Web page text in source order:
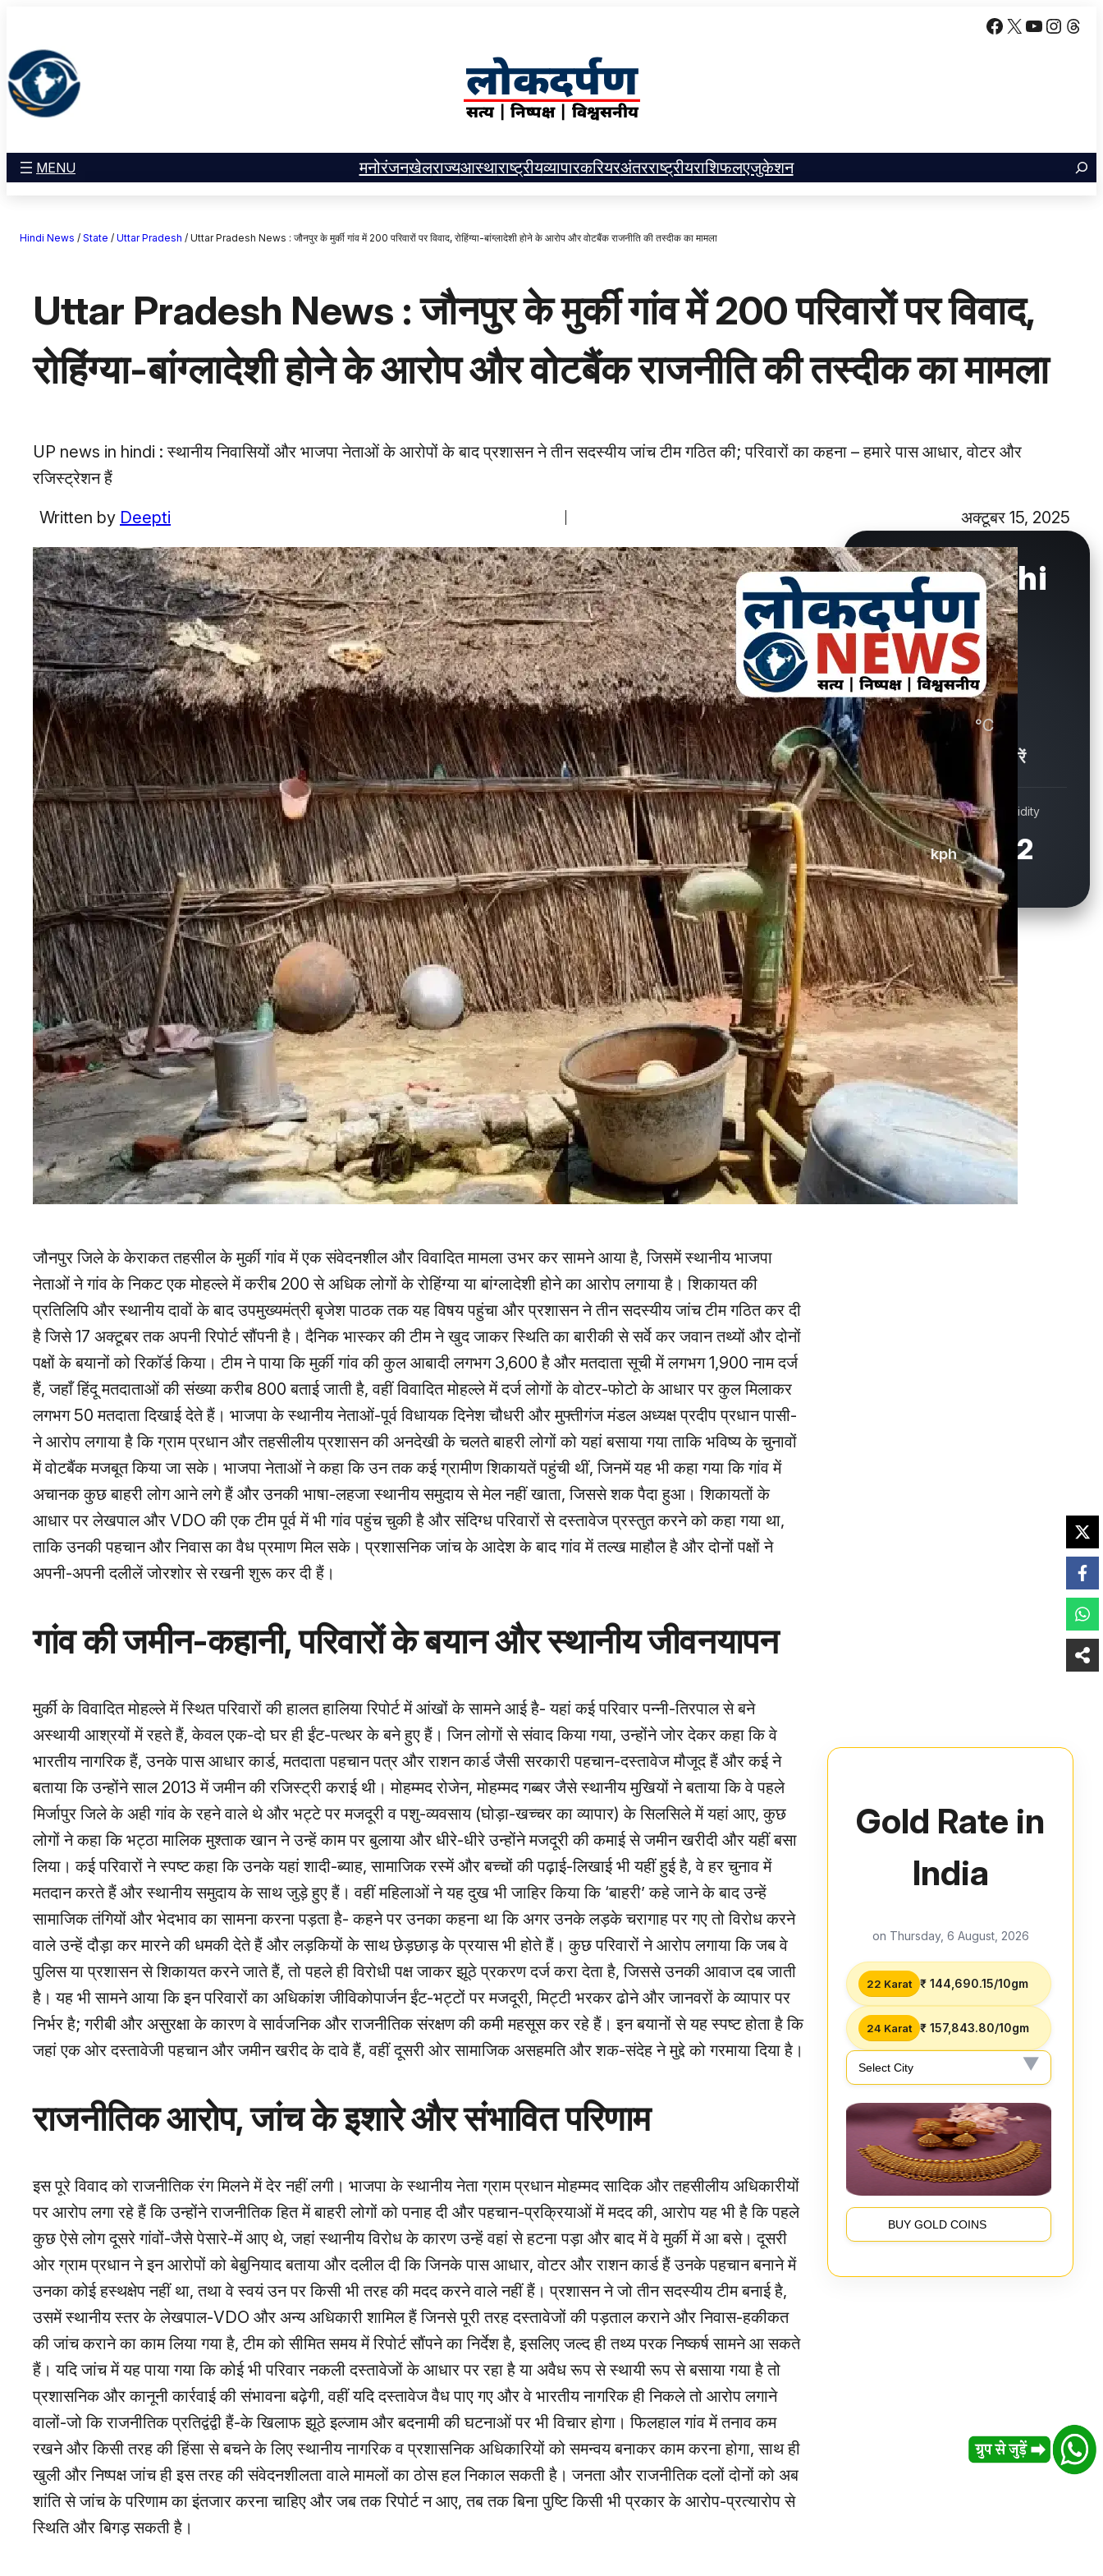
जाएं
Facebook
X YouTube
MENU
खेल
राज्य
आस्था
व्यापार
राशिफल
Facebook Instagram X
मनोरंजनखेलराज्यआस्थाराष्ट्रीयव्यापारकरियरअंतरराष्ट्रीयराशिफलएजुकेशन
Hindi News / State / Uttar Pradesh / Uttar Pradesh News : जौनपुर के मुर्की गांव में 200 परिवारों पर विवाद, रोहिंग्या-बांग्लादेशी होने के आरोप और वोटबैंक राजनीति की तस्दीक का मामला
Uttar Pradesh News : जौनपुर के मुर्की गांव में 200 परिवारों पर विवाद,
रोहिंग्या-बांग्लादेशी होने के आरोप और वोटबैंक राजनीति की तस्दीक का मामला
UP news in hindi : स्थानीय निवासियों और भाजपा नेताओं के आरोपों के बाद प्रशासन ने तीन सदस्यीय जांच टीम गठित की; परिवारों का कहना – हमारे पास आधार, वोटर और
रजिस्ट्रेशन हैं
Written by Deepti अक्टूबर 15, 2025
जौनपुर जिले के केराकत तहसील के मुर्की गांव में एक संवेदनशील और विवादित मामला उभर कर सामने आया है, जिसमें स्थानीय भाजपा
नेताओं ने गांव के निकट एक मोहल्ले में करीब 200 से अधिक लोगों के रोहिंग्या या बांग्लादेशी होने का आरोप लगाया है। शिकायत की
प्रतिलिपि और स्थानीय दावों के बाद उपमुख्यमंत्री बृजेश पाठक तक यह विषय पहुंचा और प्रशासन ने तीन सदस्यीय जांच टीम गठित कर दी
है जिसे 17 अक्टूबर तक अपनी रिपोर्ट सौंपनी है। दैनिक भास्कर की टीम ने खुद जाकर स्थिति का बारीकी से सर्वे कर जवान तथ्यों और दोनों
पक्षों के बयानों को रिकॉर्ड किया। टीम ने पाया कि मुर्की गांव की कुल आबादी लगभग 3,600 है और मतदाता सूची में लगभग 1,900 नाम दर्ज
हैं, जहाँ हिंदू मतदाताओं की संख्या करीब 800 बताई जाती है, वहीं विवादित मोहल्ले में दर्ज लोगों के वोटर‑फोटो के आधार पर कुल मिलाकर
लगभग 50 मतदाता दिखाई देते हैं। भाजपा के स्थानीय नेताओं-पूर्व विधायक दिनेश चौधरी और मुफ्तीगंज मंडल अध्यक्ष प्रदीप प्रधान पासी-
ने आरोप लगाया है कि ग्राम प्रधान और तहसीलीय प्रशासन की अनदेखी के चलते बाहरी लोगों को यहां बसाया गया ताकि भविष्य के चुनावों
में वोटबैंक मजबूत किया जा सके। भाजपा नेताओं ने कहा कि उन तक कई ग्रामीण शिकायतें पहुंची थीं, जिनमें यह भी कहा गया कि गांव में
अचानक कुछ बाहरी लोग आने लगे हैं और उनकी भाषा‑लहजा स्थानीय समुदाय से मेल नहीं खाता, जिससे शक पैदा हुआ। शिकायतों के
आधार पर लेखपाल और VDO की एक टीम पूर्व में भी गांव पहुंच चुकी है और संदिग्ध परिवारों से दस्तावेज प्रस्तुत करने को कहा गया था,
ताकि उनकी पहचान और निवास का वैध प्रमाण मिल सके। प्रशासनिक जांच के आदेश के बाद गांव में तल्ख माहौल है और दोनों पक्षों ने
अपनी-अपनी दलीलें जोरशोर से रखनी शुरू कर दी हैं।
गांव की जमीन‑कहानी, परिवारों के बयान और स्थानीय जीवनयापन
मुर्की के विवादित मोहल्ले में स्थित परिवारों की हालत हालिया रिपोर्ट में आंखों के सामने आई है- यहां कई परिवार पन्नी‑तिरपाल से बने
अस्थायी आश्रयों में रहते हैं, केवल एक‑दो घर ही ईंट‑पत्थर के बने हुए हैं। जिन लोगों से संवाद किया गया, उन्होंने जोर देकर कहा कि वे
भारतीय नागरिक हैं, उनके पास आधार कार्ड, मतदाता पहचान पत्र और राशन कार्ड जैसी सरकारी पहचान‑दस्तावेज मौजूद हैं और कई ने
बताया कि उन्होंने साल 2013 में जमीन की रजिस्ट्री कराई थी। मोहम्मद रोजेन, मोहम्मद गब्बर जैसे स्थानीय मुखियों ने बताया कि वे पहले
मिर्जापुर जिले के अही गांव के रहने वाले थे और भट्टे पर मजदूरी व पशु‑व्यवसाय (घोड़ा‑खच्चर का व्यापार) के सिलसिले में यहां आए, कुछ
लोगों ने कहा कि भट्ठा मालिक मुश्ताक खान ने उन्हें काम पर बुलाया और धीरे‑धीरे उन्होंने मजदूरी की कमाई से जमीन खरीदी और यहीं बसा
लिया। कई परिवारों ने स्पष्ट कहा कि उनके यहां शादी‑ब्याह, सामाजिक रस्में और बच्चों की पढ़ाई‑लिखाई भी यहीं हुई है, वे हर चुनाव में
मतदान करते हैं और स्थानीय समुदाय के साथ जुड़े हुए हैं। वहीं महिलाओं ने यह दुख भी जाहिर किया कि ‘बाहरी’ कहे जाने के बाद उन्हें
सामाजिक तंगियों और भेदभाव का सामना करना पड़ता है- कहने पर उनका कहना था कि अगर उनके लड़के चरागाह पर गए तो विरोध करने
वाले उन्हें दौड़ा कर मारने की धमकी देते हैं और लड़कियों के साथ छेड़छाड़ के प्रयास भी होते हैं। कुछ परिवारों ने आरोप लगाया कि जब वे
पुलिस या प्रशासन से शिकायत करने जाते हैं, तो पहले ही विरोधी पक्ष जाकर झूठे प्रकरण दर्ज करा देता है, जिससे उनकी आवाज दब जाती
है। यह भी सामने आया कि इन परिवारों का अधिकांश जीविकोपार्जन ईंट‑भट्टों पर मजदूरी, मिट्टी भरकर ढोने और जानवरों के व्यापार पर
निर्भर है; गरीबी और असुरक्षा के कारण वे सार्वजनिक और राजनीतिक संरक्षण की कमी महसूस कर रहे हैं। इन बयानों से यह स्पष्ट होता है कि
जहां एक ओर दस्तावेजी पहचान और जमीन खरीद के दावे हैं, वहीं दूसरी ओर सामाजिक असहमति और शक‑संदेह ने मुद्दे को गरमाया दिया है।
राजनीतिक आरोप, जांच के इशारे और संभावित परिणाम
इस पूरे विवाद को राजनीतिक रंग मिलने में देर नहीं लगी। भाजपा के स्थानीय नेता ग्राम प्रधान मोहम्मद सादिक और तहसीलीय अधिकारीयों
पर आरोप लगा रहे हैं कि उन्होंने राजनीतिक हित में बाहरी लोगों को पनाह दी और पहचान‑प्रक्रियाओं में मदद की, आरोप यह भी है कि पहले
कुछ ऐसे लोग दूसरे गांवों-जैसे पेसारे-में आए थे, जहां स्थानीय विरोध के कारण उन्हें वहां से हटना पड़ा और बाद में वे मुर्की में आ बसे। दूसरी
ओर ग्राम प्रधान ने इन आरोपों को बेबुनियाद बताया और दलील दी कि जिनके पास आधार, वोटर और राशन कार्ड हैं उनके पहचान बनाने में
उनका कोई हस्थक्षेप नहीं था, तथा वे स्वयं उन पर किसी भी तरह की मदद करने वाले नहीं हैं। प्रशासन ने जो तीन सदस्यीय टीम बनाई है,
उसमें स्थानीय स्तर के लेखपाल‑VDO और अन्य अधिकारी शामिल हैं जिनसे पूरी तरह दस्तावेजों की पड़ताल कराने और निवास‑हकीकत
की जांच कराने का काम लिया गया है, टीम को सीमित समय में रिपोर्ट सौंपने का निर्देश है, इसलिए जल्द ही तथ्य परक निष्कर्ष सामने आ सकते
हैं। यदि जांच में यह पाया गया कि कोई भी परिवार नकली दस्तावेजों के आधार पर रहा है या अवैध रूप से स्थायी रूप से बसाया गया है तो
प्रशासनिक और कानूनी कार्रवाई की संभावना बढ़ेगी, वहीं यदि दस्तावेज वैध पाए गए और वे भारतीय नागरिक ही निकले तो आरोप लगाने
वालों-जो कि राजनीतिक प्रतिद्वंद्वी हैं-के खिलाफ झूठे इल्जाम और बदनामी की घटनाओं पर भी विचार होगा। फिलहाल गांव में तनाव कम
रखने और किसी तरह की हिंसा से बचने के लिए स्थानीय नागरिक व प्रशासनिक अधिकारियों को समन्वय बनाकर काम करना होगा, साथ ही
खुली और निष्पक्ष जांच ही इस तरह की संवेदनशीलता वाले मामलों का ठोस हल निकाल सकती है। जनता और राजनीतिक दलों दोनों को अब
शांति से जांच के परिणाम का इंतजार करना चाहिए और जब तक रिपोर्ट न आए, तब तक बिना पुष्टि किसी भी प्रकार के आरोप‑प्रत्यारोप से
स्थिति और बिगड़ सकती है।
New Delhi
29.9°C
Showers / बौछारें
Wind
16.9kph
Humidity
72
Gold Rate in
India
on Thursday, 6 August, 2026
22 Karat ₹ 144,690.15/10gm
24 Karat ₹ 157,843.80/10gm
BUY GOLD COINS